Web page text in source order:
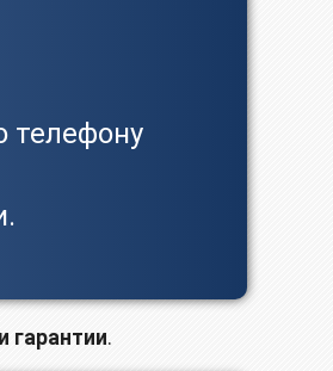
телефону
гарантии.